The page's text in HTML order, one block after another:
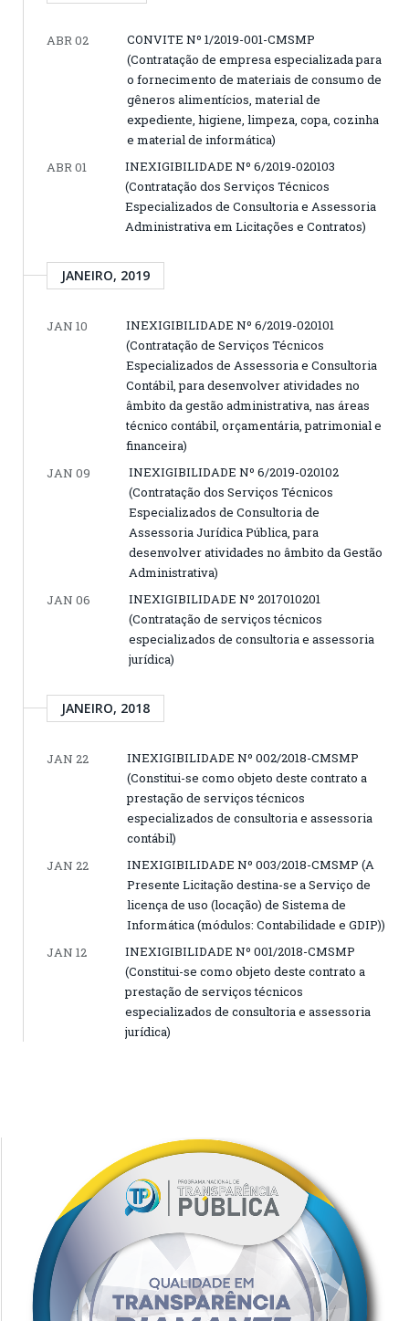
ABR 02
CONVITE Nº 1/2019-001-CMSMP
(Contratação de empresa especializada para
o fornecimento de materiais de consumo de
gêneros alimentícios, material de
expediente, higiene, limpeza, copa, cozinha
e material de informática)
ABR 01
INEXIGIBILIDADE Nº 6/2019-020103
(Contratação dos Serviços Técnicos
Especializados de Consultoria e Assessoria
Administrativa em Licitações e Contratos)
JANEIRO, 2019
JAN 10
INEXIGIBILIDADE Nº 6/2019-020101
(Contratação de Serviços Técnicos
Especializados de Assessoria e Consultoria
Contábil, para desenvolver atividades no
âmbito da gestão administrativa, nas áreas
técnico contábil, orçamentária, patrimonial e
financeira)
JAN 09
INEXIGIBILIDADE Nº 6/2019-020102
(Contratação dos Serviços Técnicos
Especializados de Consultoria de
Assessoria Jurídica Pública, para
desenvolver atividades no âmbito da Gestão
Administrativa)
JAN 06
INEXIGIBILIDADE Nº 2017010201
(Contratação de serviços técnicos
especializados de consultoria e assessoria
jurídica)
JANEIRO, 2018
JAN 22
INEXIGIBILIDADE Nº 002/2018-CMSMP
(Constitui-se como objeto deste contrato a
prestação de serviços técnicos
especializados de consultoria e assessoria
contábil)
JAN 22
INEXIGIBILIDADE Nº 003/2018-CMSMP (A
Presente Licitação destina-se a Serviço de
licença de uso (locação) de Sistema de
Informática (módulos: Contabilidade e GDIP))
JAN 12
INEXIGIBILIDADE Nº 001/2018-CMSMP
(Constitui-se como objeto deste contrato a
prestação de serviços técnicos
especializados de consultoria e assessoria
jurídica)